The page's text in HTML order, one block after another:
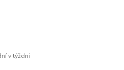
v týždni